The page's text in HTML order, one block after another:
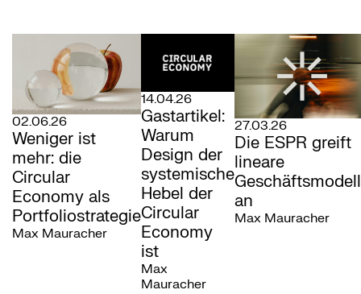
02.06.26
Weniger ist
mehr: die
Circular
Economy als
Portfoliostrategie
Max Mauracher
14.04.26
Gastartikel:
Warum
Design der
systemische
Hebel der
Circular
Economy
ist
Max
Mauracher
27.03.26
Die ESPR greift
lineare
an
Max Mauracher